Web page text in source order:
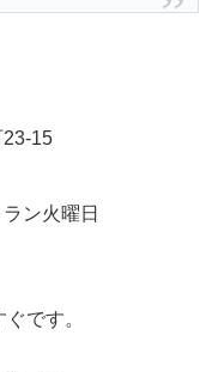
15
ン火曜日
です。